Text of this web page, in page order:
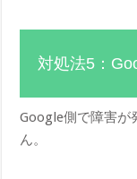
対処法5：
Google側で障害が
ん。